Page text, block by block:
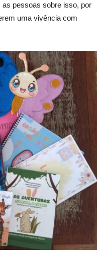
pessoas sobre isso, por
uma vivência com